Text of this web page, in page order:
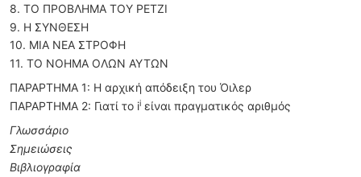
8. ΤΟ ΠΡΟΒΛΗΜΑ ΤΟΥ ΡΕΤΖΙ
9. Η ΣΥΝΘΕΣΗ
10. ΜΙΑ ΝΕΑ ΣΤΡΟΦΗ
11. ΤΟ ΝΟΗΜΑ ΟΛΩΝ ΑΥΤΩΝ
ΠΑΡΑΡΤΗΜΑ 1: Η αρχική απόδειξη του Όιλερ
ΠΑΡΑΡΤΗΜΑ 2: Γιατί το ii είναι πραγματικός αριθμός
Γλωσσάριο
Σημειώσεις
Βιβλιογραφία